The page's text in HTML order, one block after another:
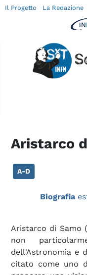
Il Progetto La Redazione
Aristarco
A-D
Biografia
Aristarco di Samo
non
dell'Astronomia e
citato come uno